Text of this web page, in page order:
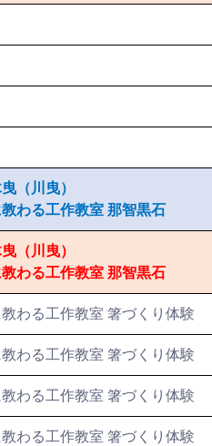
（川曳）
教わる工作教室 那智黒石
（川曳）
教わる工作教室 那智黒石
教わる工作教室 箸づくり体験
教わる工作教室 箸づくり体験
教わる工作教室 箸づくり体験
教わる工作教室 箸づくり体験